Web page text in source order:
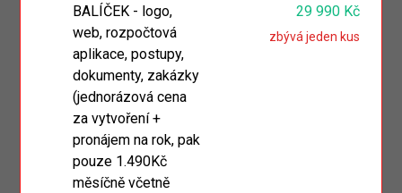
BALÍČEK - logo,
web, rozpočtová
aplikace, postupy,
dokumenty, zakázky
(jednorázová cena
za vytvoření +
pronájem na rok, pak
pouze 1.490Kč
měsíčně včetně
zbývá jeden kus
29 990 Kč